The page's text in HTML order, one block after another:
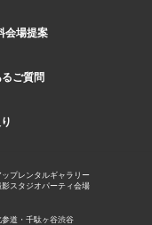
会場提案
ご質問
ップレンタルギャラリー
スタジオパーティ会場
道・千駄ヶ谷渋谷